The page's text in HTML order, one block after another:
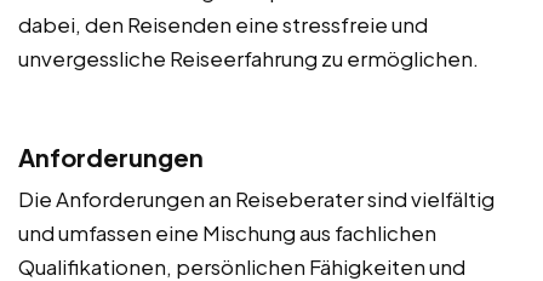
dabei, den Reisenden eine stressfreie und
unvergessliche Reiseerfahrung zu ermöglichen.
Anforderungen
Die Anforderungen an Reiseberater sind vielfältig
und umfassen eine Mischung aus fachlichen
Qualifikationen, persönlichen Fähigkeiten und